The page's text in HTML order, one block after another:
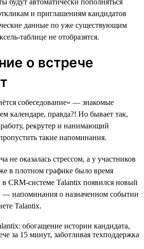
и приглашениям кандидатов
данные по уже существующим
таблице не отобразятся.
о встрече
собеседование» — знакомые
календаре, правда?! Но бывает так,
рекрутер и нанимающий
такие напоминания.
не оказалась стрессом, а у участников
в плотном графике было время
в CRM-системе Talantix появился новый
— напоминания о назначенном событии
Talantix.